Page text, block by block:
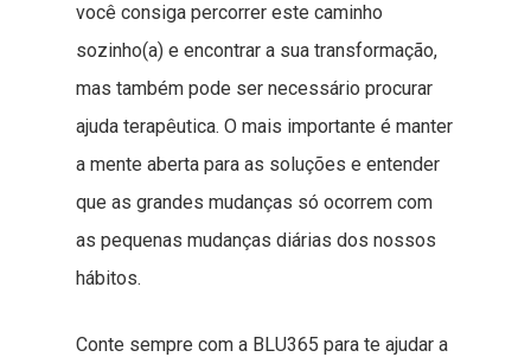
você consiga percorrer este caminho
sozinho(a) e encontrar a sua transformação,
mas também pode ser necessário procurar
ajuda terapêutica. O mais importante é manter
a mente aberta para as soluções e entender
que as grandes mudanças só ocorrem com
as pequenas mudanças diárias dos nossos
hábitos.
Conte sempre com a BLU365 para te ajudar a